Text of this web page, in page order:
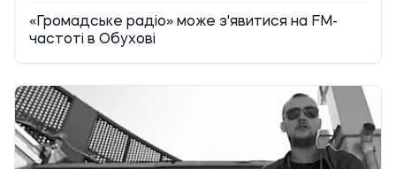
«Громадське радіо» може з'явитися на FМ-
частоті в Обухові